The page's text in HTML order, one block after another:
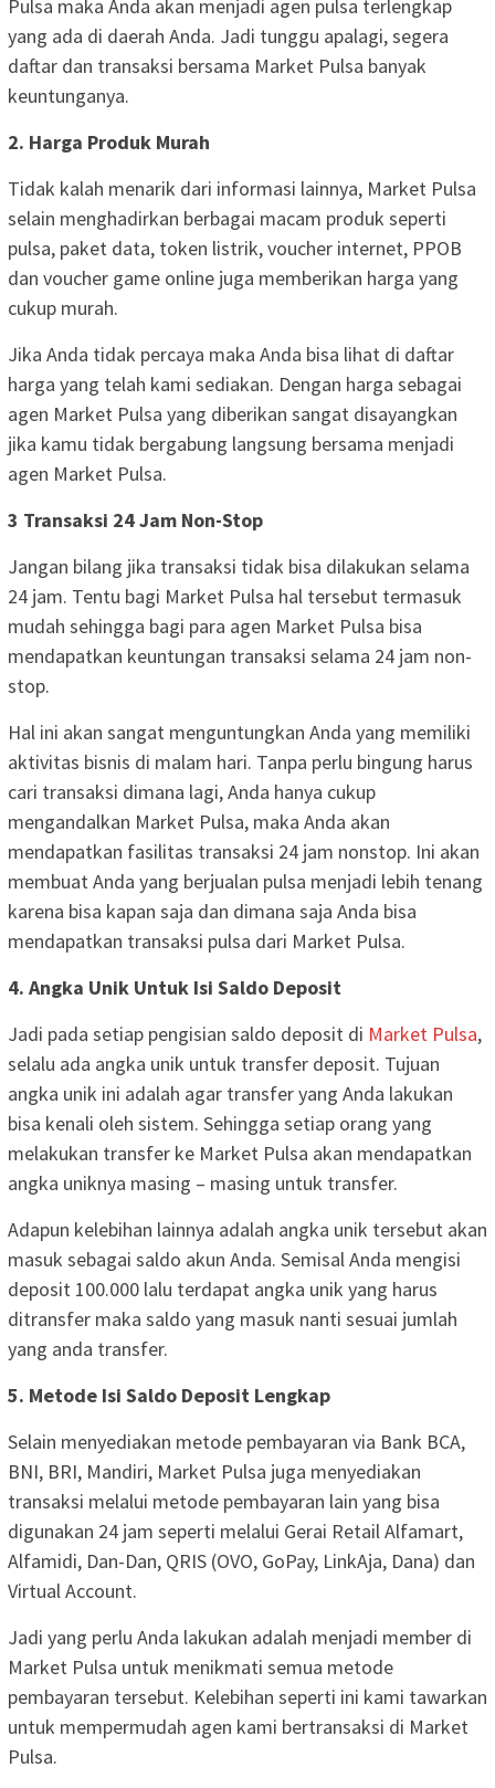
Pulsa maka Anda akan menjadi agen pulsa terlengkap
yang ada di daerah Anda. Jadi tunggu apalagi, segera
daftar dan transaksi bersama Market Pulsa banyak
keuntunganya.
2. Harga Produk Murah
Tidak kalah menarik dari informasi lainnya, Market Pulsa
selain menghadirkan berbagai macam produk seperti
pulsa, paket data, token listrik, voucher internet, PPOB
dan voucher game online juga memberikan harga yang
cukup murah.
Jika Anda tidak percaya maka Anda bisa lihat di daftar
harga yang telah kami sediakan. Dengan harga sebagai
agen Market Pulsa yang diberikan sangat disayangkan
jika kamu tidak bergabung langsung bersama menjadi
agen Market Pulsa.
3 Transaksi 24 Jam Non-Stop
Jangan bilang jika transaksi tidak bisa dilakukan selama
24 jam. Tentu bagi Market Pulsa hal tersebut termasuk
mudah sehingga bagi para agen Market Pulsa bisa
mendapatkan keuntungan transaksi selama 24 jam non-
stop.
Hal ini akan sangat menguntungkan Anda yang memiliki
aktivitas bisnis di malam hari. Tanpa perlu bingung harus
cari transaksi dimana lagi, Anda hanya cukup
mengandalkan Market Pulsa, maka Anda akan
mendapatkan fasilitas transaksi 24 jam nonstop. Ini akan
membuat Anda yang berjualan pulsa menjadi lebih tenang
karena bisa kapan saja dan dimana saja Anda bisa
mendapatkan transaksi pulsa dari Market Pulsa.
4. Angka Unik Untuk Isi Saldo Deposit
Jadi pada setiap pengisian saldo deposit di Market Pulsa,
selalu ada angka unik untuk transfer deposit. Tujuan
angka unik ini adalah agar transfer yang Anda lakukan
bisa kenali oleh sistem. Sehingga setiap orang yang
melakukan transfer ke Market Pulsa akan mendapatkan
angka uniknya masing – masing untuk transfer.
Adapun kelebihan lainnya adalah angka unik tersebut akan
masuk sebagai saldo akun Anda. Semisal Anda mengisi
deposit 100.000 lalu terdapat angka unik yang harus
ditransfer maka saldo yang masuk nanti sesuai jumlah
yang anda transfer.
5. Metode Isi Saldo Deposit Lengkap
Selain menyediakan metode pembayaran via Bank BCA,
BNI, BRI, Mandiri, Market Pulsa juga menyediakan
transaksi melalui metode pembayaran lain yang bisa
digunakan 24 jam seperti melalui Gerai Retail Alfamart,
Alfamidi, Dan-Dan, QRIS (OVO, GoPay, LinkAja, Dana) dan
Virtual Account.
Jadi yang perlu Anda lakukan adalah menjadi member di
Market Pulsa untuk menikmati semua metode
pembayaran tersebut. Kelebihan seperti ini kami tawarkan
untuk mempermudah agen kami bertransaksi di Market
Pulsa.